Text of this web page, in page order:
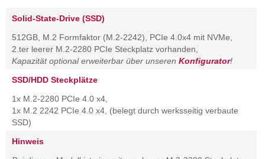
Solid-State-Drive (SSD)
512GB, M.2 Formfaktor (M.2-2242), PCIe 4.0x4 mit NVMe,
2.ter leerer M.2-2280 PCIe Steckplatz vorhanden,
Kapazität optional erweiterbar über unseren Konfigurator!
SSD/HDD Steckplätze
1x M.2-2280 PCIe 4.0 x4,
1x M.2 2242 PCIe 4.0 x4, (belegt durch werksseitig verbaute
SSD)
Hinweis